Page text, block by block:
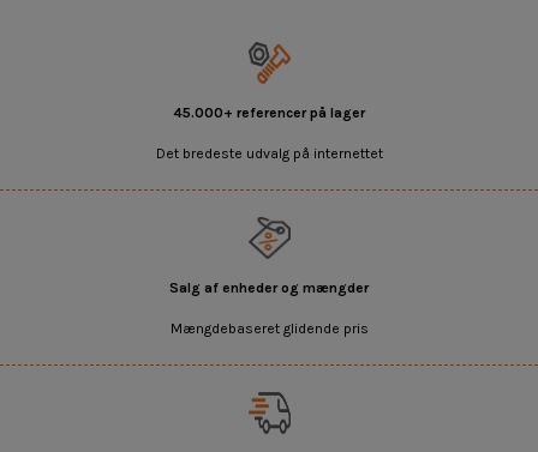
45.000+ referencer på lager
Det bredeste udvalg på internettet
Salg af enheder og mængder
Mængdebaseret glidende pris